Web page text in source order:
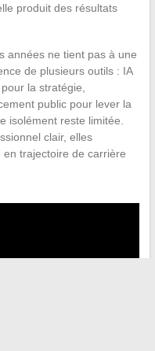
produit des résultats
années ne tient pas à une
de plusieurs outils : IA
la stratégie,
public pour lever la
isolément reste limitée.
clair, elles
trajectoire de carrière